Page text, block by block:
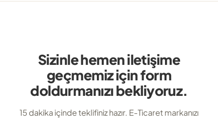
Sizinle hemen iletişime
geçmemiz için form
doldurmanızı bekliyoruz.
15 dakika içinde teklifiniz hazır. E-Ticaret markanızı